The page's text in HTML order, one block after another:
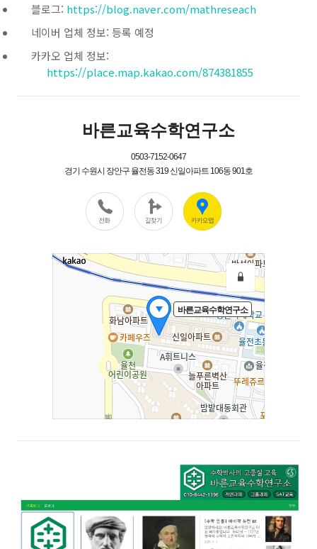
블로그: https://blog.naver.com/mathreseach
네이버 업체 정보: 등록 예정
카카오 업체 정보:
https://place.map.kakao.com/874381855